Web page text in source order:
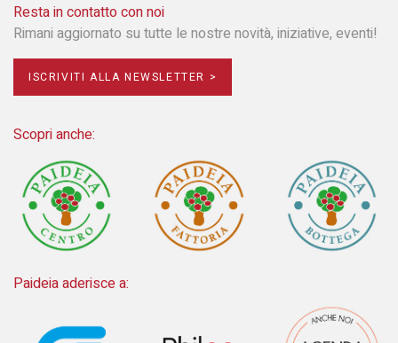
Resta in contatto con noi
Rimani aggiornato su tutte le nostre novità, iniziative, eventi!
ISCRIVITI ALLA NEWSLETTER >
Scopri anche:
Paideia aderisce a: